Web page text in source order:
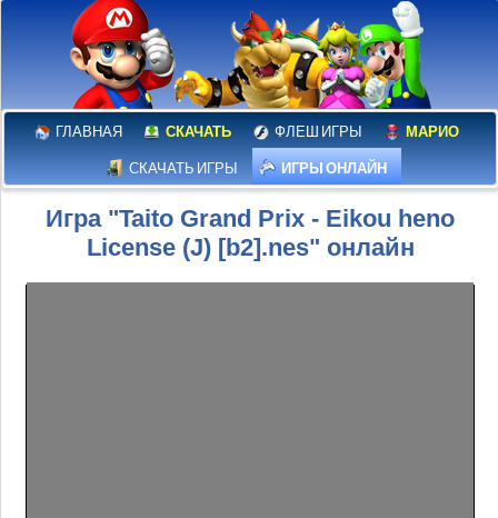
ГЛАВНАЯ СКАЧАТЬ ФЛЕШ ИГРЫ МАРИО
СКАЧАТЬ ИГРЫ ИГРЫ ОНЛАЙН
Игра "Taito Grand Prix - Eikou heno
License (J) [b2].nes" онлайн